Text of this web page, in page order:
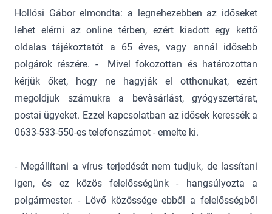
Hollósi Gábor elmondta: a legnehezebben az időseket
lehet elérni az online térben, ezért kiadott egy kettő
oldalas tájékoztatót a 65 éves, vagy annál idősebb
polgárok részére. - Mivel fokozottan és határozottan
kérjük őket, hogy ne hagyják el otthonukat, ezért
megoldjuk számukra a bevàsárlást, gyógyszertárat,
postai ügyeket. Ezzel kapcsolatban az idősek keressék a
0633-533-550-es telefonszámot - emelte ki.
- Megállítani a vírus terjedését nem tudjuk, de lassítani
igen, és ez közös felelősségünk - hangsúlyozta a
polgármester. - Lövő közössége ebből a felelősségből